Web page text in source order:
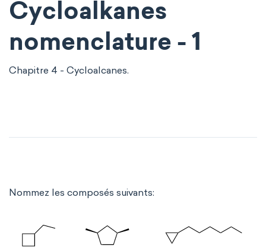
Cycloalkanes
nomenclature - 1
Chapitre 4 - Cycloalcanes.
Nommez les composés suivants: